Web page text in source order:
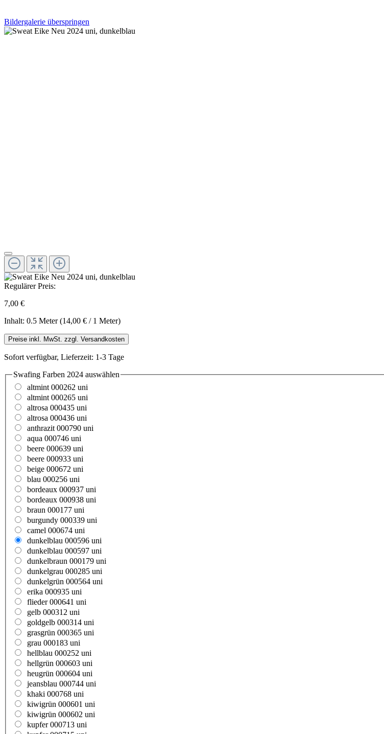
Bildergalerie überspringen
Regulärer Preis:
7,00 €
Inhalt: 0.5 Meter(14,00 € / 1 Meter)
Preise inkl. MwSt. zzgl. Versandkosten
Sofort verfügbar, Lieferzeit: 1-3 Tage
Swafing Farben 2024 auswählen
altmint 000262 uni
altmint 000265 uni
altrosa 000435 uni
altrosa 000436 uni
anthrazit 000790 uni
aqua 000746 uni
beere 000639 uni
beere 000933 uni
beige 000672 uni
blau 000256 uni
bordeaux 000937 uni
bordeaux 000938 uni
braun 000177 uni
burgundy 000339 uni
camel 000674 uni
dunkelblau 000596 uni
dunkelblau 000597 uni
dunkelbraun 000179 uni
dunkelgrau 000285 uni
dunkelgrün 000564 uni
erika 000935 uni
flieder 000641 uni
gelb 000312 uni
goldgelb 000314 uni
grasgrün 000365 uni
grau 000183 uni
hellblau 000252 uni
hellgrün 000603 uni
heugrün 000604 uni
jeansblau 000744 uni
khaki 000768 uni
kiwigrün 000601 uni
kiwigrün 000602 uni
kupfer 000713 uni